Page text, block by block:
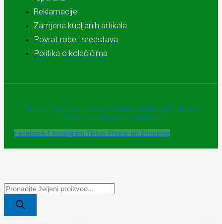
Reklamacije
Zamjena kupljenih artikala
Povrat robe i sredstava
Politika o kolačićima
© 2025 - Sva prava zadržava Apoteke "Belladonna" Trebinje |
Powered and designed by Webherzz
Facebook-f Instagram Tiktok Phone-alt Envelope